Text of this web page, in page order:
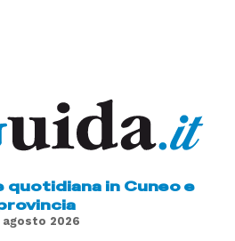
quotidiana in Cuneo e
agosto 2026